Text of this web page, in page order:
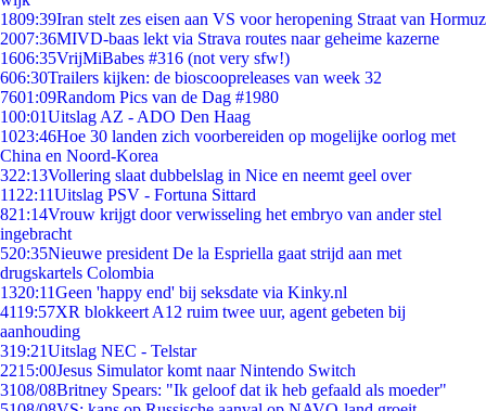
1809:39Iran stelt zes eisen aan VS voor heropening Straat van Hormuz
2007:36MIVD-baas lekt via Strava routes naar geheime kazerne
1606:35VrijMiBabes #316 (not very sfw!)
606:30Trailers kijken: de bioscoopreleases van week 32
7601:09Random Pics van de Dag #1980
100:01Uitslag AZ - ADO Den Haag
1023:46Hoe 30 landen zich voorbereiden op mogelijke oorlog met
China en Noord-Korea
322:13Vollering slaat dubbelslag in Nice en neemt geel over
11 22:11Uitslag PSV - Fortuna Sittard
821:14Vrouw krijgt door verwisseling het embryo van ander stel
ingebracht
520:35Nieuwe president De la Espriella gaat strijd aan met
drugskartels Colombia
1320:11Geen 'happy end' bij seksdate via Kinky.nl
4119:57XR blokkeert A12 ruim twee uur, agent gebeten bij
aanhouding
319:21Uitslag NEC - Telstar
2215:00Jesus Simulator komt naar Nintendo Switch
3108/08Britney Spears: "Ik geloof dat ik heb gefaald als moeder"